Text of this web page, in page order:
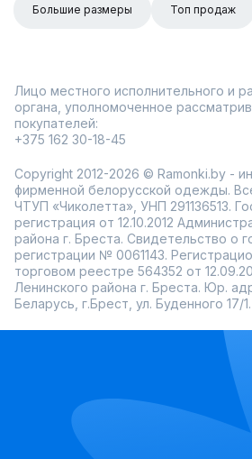
Большие размеры Топ продаж
Лицо местного исполнительного и
органа, уполномоченное
покупателей:
+375 162 30-18-45
Copyright 2012-2026 © Ramonki.by -
фирменной белорусской одежды.
ЧТУП «Чиколетта», УНП 291136513.
регистрация от 12.10.2012
района г. Бреста. Свидетельство о
регистрации № 0061143.
торговом реестре 564352 от
Ленинского района г. Бреста. Юр.
Беларусь, г.Брест, ул. Буденного 17/1.